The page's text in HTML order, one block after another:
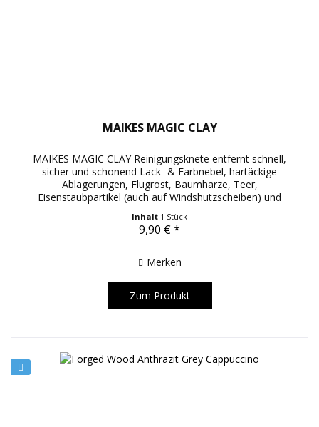
MAIKES MAGIC CLAY
MAIKES MAGIC CLAY Reinigungsknete entfernt schnell,
sicher und schonend Lack- & Farbnebel, hartäckige
Ablagerungen, Flugrost, Baumharze, Teer,
Eisenstaubpartikel (auch auf Windshutzscheiben) und
Inhalt 1 Stück
9,90 € *
Merken
Zum Produkt